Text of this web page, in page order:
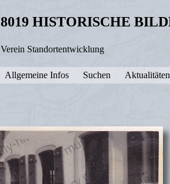
8019 HISTORISCHE
Verein Standortentwicklung
Allgemeine Infos Suchen Aktualitäten